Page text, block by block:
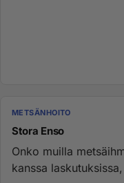
METSÄNHOITO
Stora Enso
Onko muilla
kanssa